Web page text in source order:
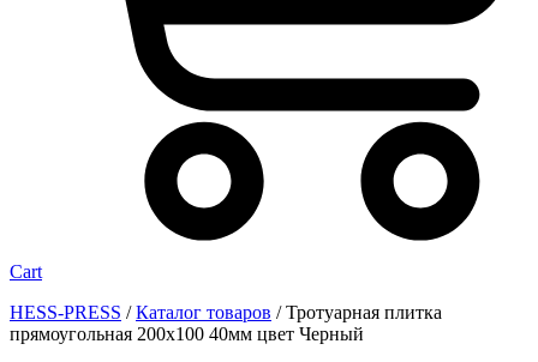
Cart
HESS-PRESS /Каталог товаров /Тротуарная плитка
прямоугольная 200х100 40мм цвет Черный